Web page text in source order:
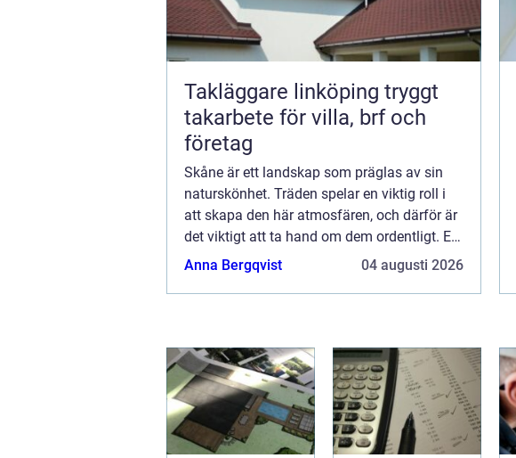
Takläggare linköping tryggt
takarbete för villa, brf och
företag
Skåne är ett landskap som präglas av sin
naturskönhet. Träden spelar en viktig roll i
att skapa den här atmosfären, och därför är
det viktigt att ta hand om dem ordentligt. En
trädbesiktning i Skåne utförs av en
Anna Bergqvist 04 augusti 2026